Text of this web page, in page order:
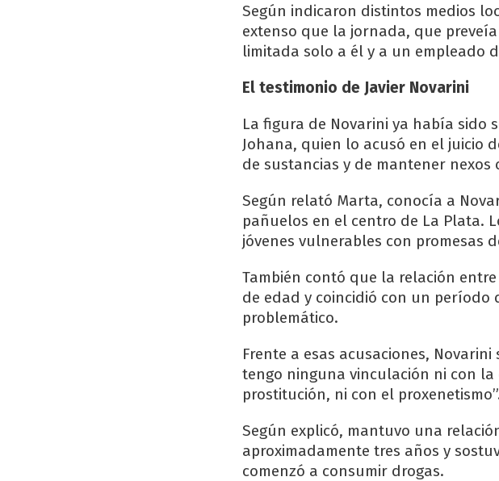
Según indicaron distintos medios
extenso que la jornada, que
limitada solo a él y a un empleado
El testimonio de Javier Novarini
La figura de Novarini ya había sido
Johana, quien lo acusó en el juicio
de sustancias y de mantener
Según relató Marta, conocía a
pañuelos en el centro de La Plata.
jóvenes vulnerables con promesas
También contó que la relación
de edad y coincidió con un período
problemático.
Frente a esas acusaciones,
tengo ninguna vinculación ni con
prostitución, ni con el
Según explicó, mantuvo una
aproximadamente tres años y
comenzó a consumir drogas.